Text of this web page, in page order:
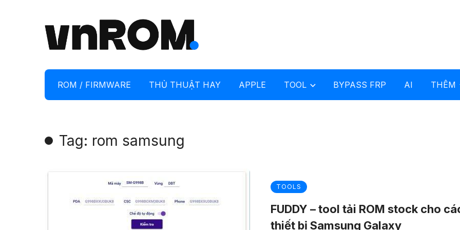
ROM / FIRMWARE THỦ THUẬT HAY APPLE TOOL BYPASS FRP AI THÊM
Tag: rom samsung
TOOLS
FUDDY – tool tải ROM stock cho
thiết bị Samsung Galaxy